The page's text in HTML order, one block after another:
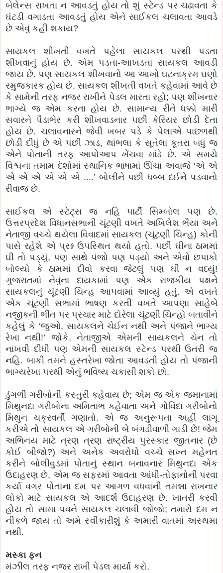
બેલેન્સ રાખતા ન આવડતું હોય તો શું સ્ટેન્ડ પર ચઢાવતા કે
ઘંટડી વગાડતા આવડતું હોય એને સાઈકલ ચલાવતા આવડે
છે એવું કહી શકાય?
સાયકલ શીખતી વખતે પહેલા સાયકલ પરથી પડતા
શીખવાનું હોય છે. એમ પડતા-આખડતા સાયકલ આવડી
જાય છે. પણ સાયકલ શીખવાનો આ આખો ઘટનાક્રમ ઘણો
રમુજકારક હોય છે. સાયકલ શીખતી વખતે કહેવામાં આવે છે
કે સામેની તરફ નજર રાખીને પેડલ મારતા રહો; પણ શીખનાર
ભાગ્યે જ એમ કરતા હોય છે. સામાન્ય રીતે ધક્કો મારી
સવારને પૈડાભેર કરી શીખવાડનાર પછી કેરિયર છોડી દેતા
હોય છે. ચલાવનારને જેવી ખબર પડે કે પેલાએ પાછળથી
છોડી દીધું છે એ પછી ઝાડ, થાંભલા કે સૂતેલા કૂતરા બધું જ
એને પોતાની તરફ આપોઆપ ખેંચવા માંડે છે. એ સમયે
વિશ્વના તમામ દેશોમાં સ્થાનિક ભાષામાં ઊંચા અવાજે ‘એ એ
એ એ એ એ એ એ ....’ બોલીને પછી ધબ્બ દઈને પડવાનો
રીવાજ છે.
સાઈકલ એ સ્ટેટ્સ જ નહિ પાર્ટી સિમ્બોલ પણ છે.
ઉત્તરપ્રદેશ વિધાનસભાની ચૂંટણી વખતે અખિલેશ ભૈયા અને
નેતાજી વચ્ચે થયેલા વિવાદમાં સાયકલ (ચૂંટણી ચિન્હ) કોની
પાસે રહેશે એ પ્રશ્ન ઉપસ્થિત થયો હતો. પછી ઘીના ઠામમાં
ઘી તો પડ્યું, પણ સાથે પંજો પણ પડ્યો અને એવો છપાકો
બોલ્યો કે ઠામમાં દીવો કરવા જેટલું પણ ઘી ન વધ્યું!
ગુજરાતમાં નેવુંના દાયકામાં પણ એક રાજકીય પક્ષને
સાયકલનું ચૂંટણી ચિન્હ આપવામાં આવ્યું હતું. એ વખતે
એક ચૂંટણી સભામાં ભાષણ કરતી વખતે આપણા સાહેબે
નજીકની ભીંત પર પ્રચાર માટે દોરેલા ચૂંટણી ચિન્હો બતાવીને
કહેલું કે ‘જુઓ, સાયકલને ચેઈન નથી અને પંજાને ભાગ્ય
રેખા નથી!’ જોકે, નેતાજીએ એમની સાયકલને ચેન તો
નાખવી દીધી પણ એમની સાયકલ સ્ટેન્ડ પરથી ઉતરી જ
નહિ. બાકી તમને હસ્તરેખા જોતા આવડતી હોય તો પંજાની
ભાગ્યરેખા પરથી એનું ભવિષ્ય ચકાસી શકો છો.
ડુંગળી ગરીબોની કસ્તુરી કહેવાય છે; એમ જ એક જમાનામાં
મિથુનદા ગરીબોના અમિતાભ કહેવાતા અને ગોવિંદા ગરીબોનો
મિથુન ચક્રવર્તી ગણાતો. એ જ અનુરૂપતા અહીં લાગૂ
કરીએ તો સાયકલ એ ગરીબોની બે બંગડીવાળી ગાડી છે! જેમ
અભિનય માટે ત્રણ ત્રણ રાષ્ટ્રીય પુરસ્કાર જીતનાર (છે
કોઈ બીજો?) અને અનેક અવરોધો વચ્ચે સખ્ત મહેનત
કરીને બોલીવુડમાં પોતાનું સ્થાન બનાવનાર મિથુનદા એક
ઉદાહરણ છે, એમ જ સફરમાં આવતા આંધી-તોફાનોની પરવા
કર્યા વગર પોતાના દમ પર આગળ વધવાની તમન્ના રાખનાર
લોકો માટે સાયકલ એ આદર્શ ઉદાહરણ છે. ખાતરી કરવી
હોય તો સામા પવને સાયકલ ચલાવી જોજો; તમારો દમ ન
નીકળે જાય તો અમે સ્વીકારીશું કે અમારી વાતમાં અસ્થમા
નથી.
મસ્કા ફન
મંઝીલ તરફ નજર રાખી પેડલ માર્યા કરો,